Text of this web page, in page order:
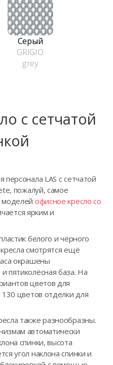
Серый
GRIGIO
grey
с сетчатой
LAS с сетчатой
пожалуй, самое
моделей офисное кресло со
ярким и
белого и чёрного
смотрятся ещё
окрашены
пятиколёсная база. На
цветов для
130 цветов отделки для
также разнообразны.
автоматически
спинки, высота
угол наклона спинки и